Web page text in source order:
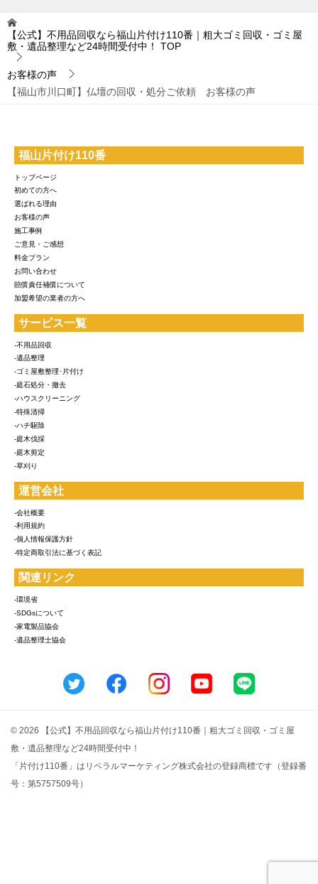
【公式】不用品回収なら福山片付け110番｜粗大ゴミ回収・ゴミ屋
敷・遺品整理など24時間受付中！
TOP
お客様の声
【福山市川口町】仏壇の回収・処分ご依頼 お客様の声
福山片付け110番
トップページ
初めての方へ
選ばれる理由
お客様の声
施工事例
ご意見・ご感想
料金プラン
お問い合わせ
賠償責任補償について
加盟希望の業者の方へ
サービス一覧
-不用品回収
-遺品整理
-ゴミ屋敷整理･片付け
-庭石処分・撤去
-ハウスクリーニング
-特殊清掃
-ハチ駆除
-庭木伐採
-庭木剪定
-草刈り
運営会社
-会社概要
-利用規約
-個人情報保護方針
-特定商取引法に基づく表記
関連リンク
-環境省
-SDGsについて
-家電製品協会
-遺品整理士協会
© 2026 【公式】不用品回収なら福山片付け110番｜粗大ゴミ回収・ゴミ屋
敷・遺品整理など24時間受付中！
「片付け110番」はリベラルマーケティング株式会社の登録商標です（登録番
号：第5757509号）